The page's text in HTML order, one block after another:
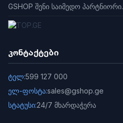
GSHOP შენი საიმედო პარტნიორი.
კონტაქტები
ტელ:599 127 000
ელ-ფოსტა:sales@gshop.ge
სტატუსი:24/7 მხარდაჭერა